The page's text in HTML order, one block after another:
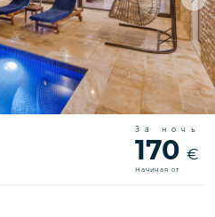
За ночь
170 €
Начиная от